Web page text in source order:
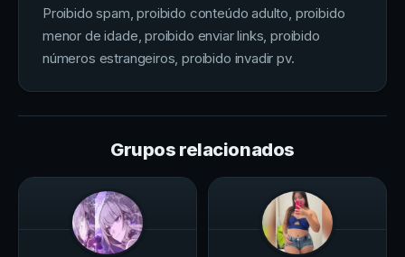
Proibido spam, proibido conteúdo adulto, proibido
menor de idade, proibido enviar links, proibido
números estrangeiros, proibido invadir pv.
Grupos relacionados